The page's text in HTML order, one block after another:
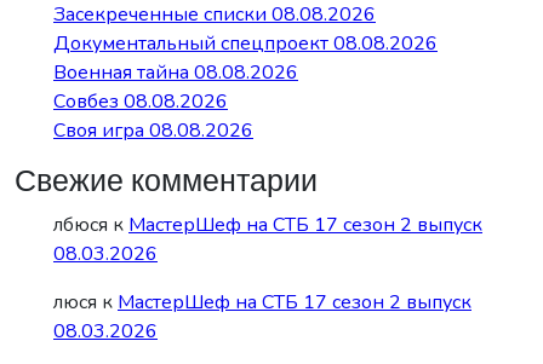
Засекреченные списки 08.08.2026
Документальный спецпроект 08.08.2026
Военная тайна 08.08.2026
Совбез 08.08.2026
Своя игра 08.08.2026
Свежие комментарии
лбюся к МастерШеф на СТБ 17 сезон 2 выпуск
08.03.2026
люся к МастерШеф на СТБ 17 сезон 2 выпуск
08.03.2026